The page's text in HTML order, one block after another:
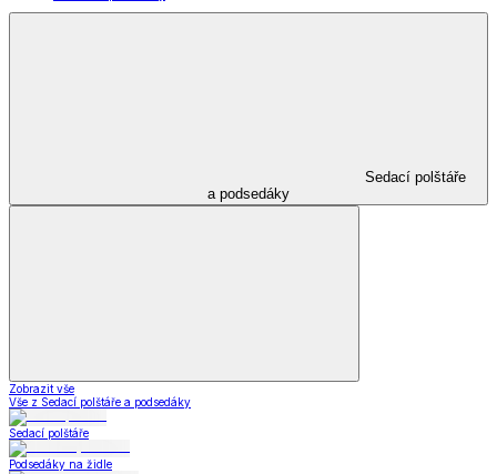
Sedací polštáře
a podsedáky
Zobrazit vše
Vše z Sedací polštáře a podsedáky
Sedací polštáře
Podsedáky na židle